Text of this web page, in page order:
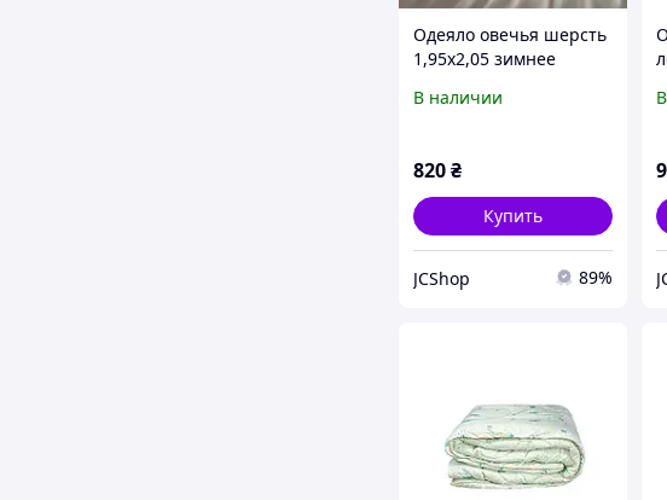
Одеяло овечья шерсть
1,95x2,05 зимнее
В наличии
820₴
Купить
JCShop 89%